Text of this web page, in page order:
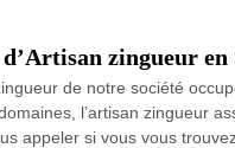
zingueur
de notre société
l’artisan zingueur
appeler si vous vous